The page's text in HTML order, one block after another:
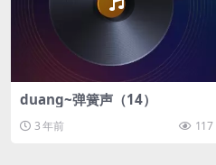
duang~弹簧声（14）
3 年前 117